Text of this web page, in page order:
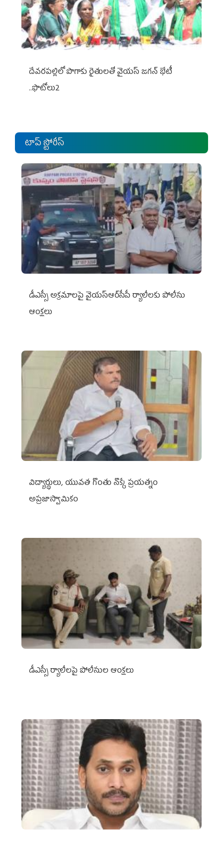
దేవరపల్లిలో పొగాకు రైతులతో వైయస్ జగన్ భేటీ
..ఫొటోలు2
టాప్ స్టోరీస్
డీఎస్సీ అక్రమాలపై వైయ‌స్ఆర్‌సీపీ ర్యాలీలకు పోలీసు
ఆంక్షలు
విద్యార్థులు, యువత గొంతు నొక్కే ప్రయత్నం
అప్రజాస్వామికం
డీఎస్సీ ర్యాలీలపై పోలీసుల ఆంక్షలు